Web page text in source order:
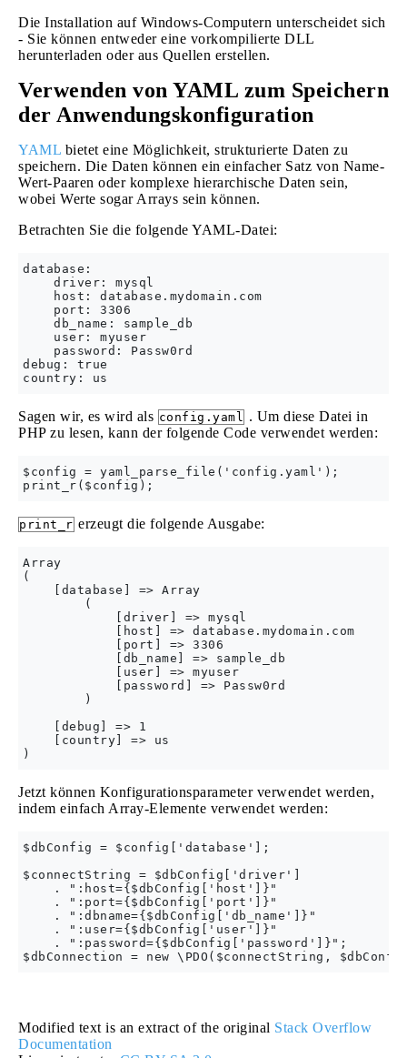
Die Installation auf Windows-Computern unterscheidet sich
- Sie können entweder eine vorkompilierte DLL
herunterladen oder aus Quellen erstellen.
Verwenden von YAML zum Speichern
der Anwendungskonfiguration
YAML bietet eine Möglichkeit, strukturierte Daten zu
speichern. Die Daten können ein einfacher Satz von Name-
Wert-Paaren oder komplexe hierarchische Daten sein,
wobei Werte sogar Arrays sein können.
Betrachten Sie die folgende YAML-Datei:
database:
    driver: mysql
    host: database.mydomain.com
    port: 3306
    db_name: sample_db
    user: myuser
    password: Passw0rd
debug: true
Sagen wir, es wird als config.yaml . Um diese Datei in
PHP zu lesen, kann der folgende Code verwendet werden:
$config = yaml_parse_file('config.yaml');
print_r erzeugt die folgende Ausgabe:
Array
(
    [database] => Array
        (
            [driver] => mysql
            [host] => database.mydomain.com
            [port] => 3306
            [db_name] => sample_db
            [user] => myuser
            [password] => Passw0rd
        )
    [debug] => 1
    [country] => us
Jetzt können Konfigurationsparameter verwendet werden,
indem einfach Array-Elemente verwendet werden:
$dbConfig = $config['database'];
$connectString = $dbConfig['driver']
    . ":host={$dbConfig['host']}"
    . ":port={$dbConfig['port']}"
    . ":dbname={$dbConfig['db_name']}"
    . ":user={$dbConfig['user']}"
    . ":password={$dbConfig['password']}";
Modified text is an extract of the original Stack Overflow
Documentation